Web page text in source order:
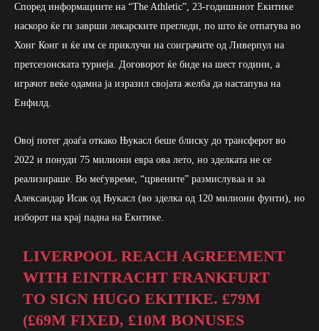
Според информациите на “The Athletic”, 23-годишниот Екитике
наскоро ќе ги заврши лекарските прегледи, по што ќе отпатува во
Хонг Конг и ќе им се приклучи на соиграчите од Ливерпул на
претсезонската турнеја. Договорот ќе биде на шест години, а
играчот веќе одамна ја изразил својата желба да настапува на
Енфилд.
Овој потег доаѓа откако Њукасл беше блиску до трансферот во
2022 и понуди 75 милиони евра ова лето, но зделката не се
реализираше. Во меѓувреме, “црвените” размислуваа и за
Александар Исак од Њукасл (во зделка од 120 милиони фунти), но
изборот на крај падна на Екитике.
LIVERPOOL REACH AGREEMENT
WITH EINTRACHT FRANKFURT
TO SIGN HUGO EKITIKE. £79M
(£69M FIXED, £10M BONUSES